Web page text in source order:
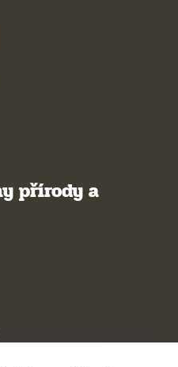
přírody a